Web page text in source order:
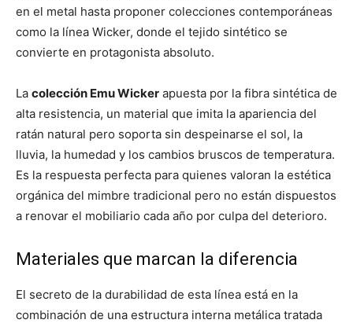
en el metal hasta proponer colecciones contemporáneas
como la línea Wicker, donde el tejido sintético se
convierte en protagonista absoluto.
La colección Emu Wicker apuesta por la fibra sintética de
alta resistencia, un material que imita la apariencia del
ratán natural pero soporta sin despeinarse el sol, la
lluvia, la humedad y los cambios bruscos de temperatura.
Es la respuesta perfecta para quienes valoran la estética
orgánica del mimbre tradicional pero no están dispuestos
a renovar el mobiliario cada año por culpa del deterioro.
Materiales que marcan la diferencia
El secreto de la durabilidad de esta línea está en la
combinación de una estructura interna metálica tratada